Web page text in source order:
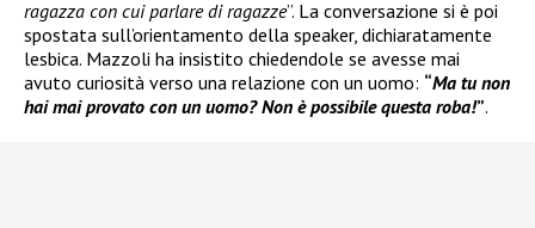
ragazza con cui parlare di ragazze”. La conversazione si è poi
spostata sull’orientamento della speaker, dichiaratamente
lesbica. Mazzoli ha insistito chiedendole se avesse mai
avuto curiosità verso una relazione con un uomo: “Ma tu non
hai mai provato con un uomo? Non è possibile questa roba!”.